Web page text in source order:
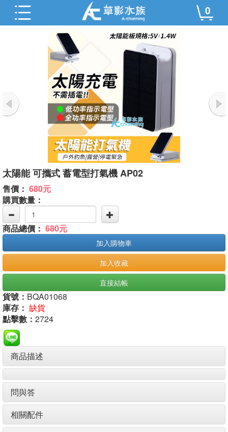
0
太陽能 可攜式 蓄電型打氣機 AP02
售價： 680元
購買數量：
商品總價： 680元
加入購物車
加入收藏
直接結帳
貨號： BQA01068
庫存： 缺貨
點擊數： 2724
商品描述
問與答
相關配件